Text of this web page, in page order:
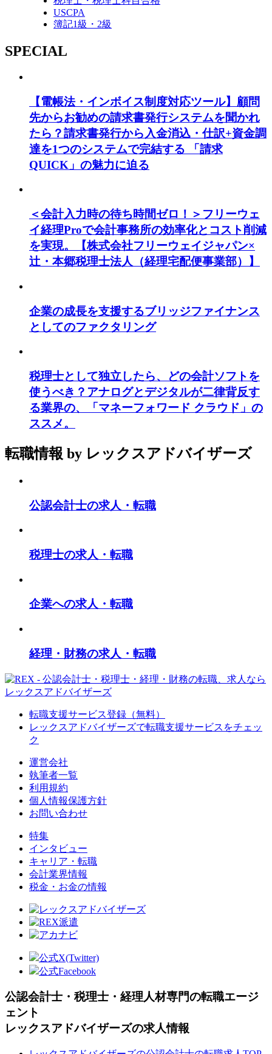
USCPA
簿記1級・2級
SPECIAL
【電帳法・インボイス制度対応ツール】顧問
先からお勧めの請求書発行システムを聞かれ
たら？請求書発行から入金消込・仕訳+資金調
達を1つのシステムで完結する 「請求
QUICK」の魅力に迫る
＜会計入力時の待ち時間ゼロ！＞フリーウェ
イ経理Proで会計事務所の効率化とコスト削減
を実現。【株式会社フリーウェイジャパン×
辻・本郷税理士法人（経理宅配便事業部）】
企業の成長を支援するブリッジファイナンス
としてのファクタリング
税理士として独立したら、どの会計ソフトを
使うべき？アナログとデジタルが二律背反す
る業界の、「マネーフォワード クラウド」の
ススメ。
転職情報 by レックスアドバイザーズ
公認会計士の求人・転職
税理士の求人・転職
企業への求人・転職
経理・財務の求人・転職
転職支援サービス登録（無料）
レックスアドバイザーズで転職支援サービスをチェッ
ク
運営会社
執筆者一覧
利用規約
個人情報保護方針
お問い合わせ
特集
インタビュー
キャリア・転職
会計業界情報
税金・お金の情報
公式X(Twitter)
公式Facebook
公認会計士・税理士・経理人材専門の転職エージ
ェント
レックスアドバイザーズの求人情報